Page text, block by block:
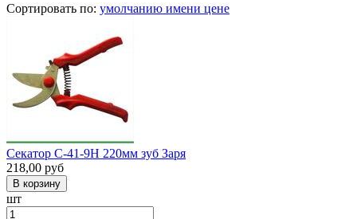
Сортировать по: умолчанию имени цене
Секатор С-41-9Н 220мм зуб Заря
218,00 руб
шт